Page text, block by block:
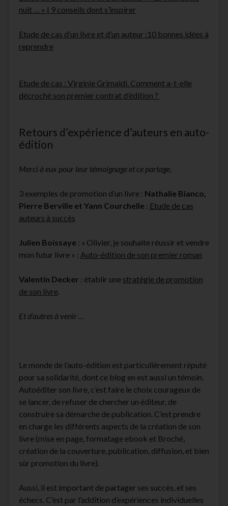
nuit … » | 9 conseils dont s’inspirer
Etude de cas d’un livre et d’un auteur :10 bonnes idées à
reprendre
Etude de cas : Virginie Grimaldi. Comment a-t-elle
décroché son premier contrat d’édition ?
Retours d’expérience d’auteurs en auto-
édition
Merci à eux pour leur témoignage et ce partage.
3 exemples de promotion d’un livre : Nathalie Bianco,
Pierre Berville et Yann Courchelle : Etude de cas
auteurs à succès
Julien Boissaye : « Olivier, je souhaite réussir et vendre
mon futur livre » : Auto-édition de son premier roman
Valentin Decker : établir une stratégie de promotion
de son livre.
Et d’autres à venir …
Le monde de l’auto-édition est particulièrement réputé
pour sa solidarité, dont ce blog en est aussi un témoin.
Autoéditer son livre, c’est faire le choix courageux de
se lancer, de refuser de chercher un éditeur, de
construire sa démarche de publication. C’est prendre
en charge les différents aspects de la création de son
livre (mise en page, formatage ebook et Broché,
création de la couverture, publication, diffusion, et bien
sûr promotion du livre).
Aussi, il est important de partager ses succès, et ses
échecs. C’est par l’addition d’expériences individuelles